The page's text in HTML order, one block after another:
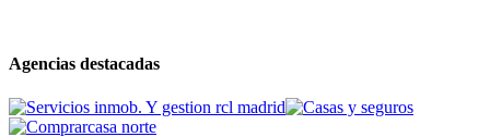
Agencias destacadas